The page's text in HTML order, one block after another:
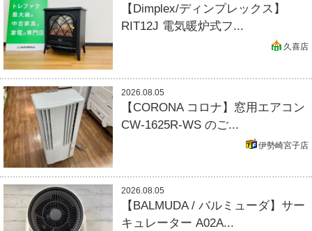
【Dimplex/ディンプレックス】
RIT12J 電気暖炉式フ...
久喜店
2026.08.05
【CORONA コロナ】窓用エアコン
CW-1625R-WS のご...
伊勢崎宮子店
2026.08.05
【BALMUDA / バルミューダ】サー
キュレーター A02A...